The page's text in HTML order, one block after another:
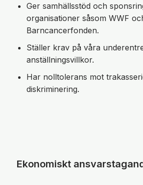
Ger samhällsstöd och
organisationer såsom WWF
Barncancerfonden.
Ställer krav på våra
anställningsvillkor.
Har nolltolerans mot
diskriminering.
Ekonomiskt